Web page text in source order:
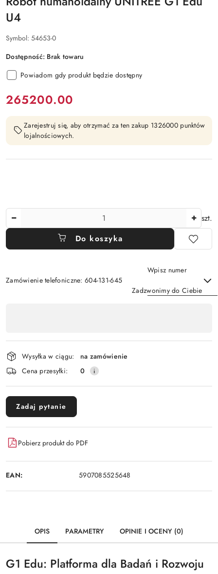
U4
Symbol: 54653-0
Dostępność: Brak towaru
Powiadom gdy produkt będzie dostępny
cena:
265200.00
Zarejestruj się, aby otrzymać za ten zakup 1326000 punktów
lojalnościowych.
szt.
Do koszyka
Zamówienie telefoniczne: 604-131-645
Wpisz numer
Zadzwonimy do Ciebie
płatność
i
dostawa
Wysyłka w ciągu:
na zamówienie
Cena przesyłki:
0
Zadaj pytanie
Pobierz produkt do PDF
EAN: 5907085525648
OPIS PARAMETRY OPINIE I OCENY (0)
G1 Edu: Platforma dla Badań i Rozwoju